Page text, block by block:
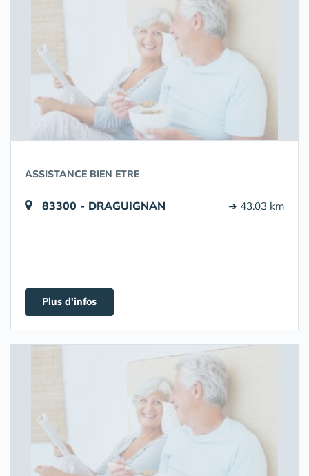
ASSISTANCE BIEN ETRE
83300 - DRAGUIGNAN ➔ 43.03 km
Plus d'infos